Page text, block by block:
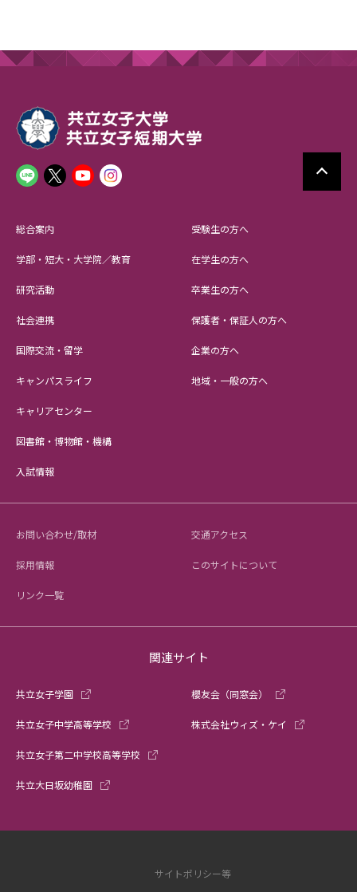
総合案内
学部・短大・大学院／教育
研究活動
社会連携
国際交流・留学
キャンパスライフ
キャリアセンター
図書館・博物館・機構
入試情報
受験生の方へ
在学生の方へ
卒業生の方へ
保護者・保証人の方へ
企業の方へ
地域・一般の方へ
お問い合わせ/取材 交通アクセス
採用情報 このサイトについて
リンク一覧
関連サイト
共立女子学園
共立女子中学高等学校
共立女子第二中学校高等学校
共立大日坂幼稚園
櫻友会（同窓会）
株式会社ウィズ・ケイ
サイトポリシー等